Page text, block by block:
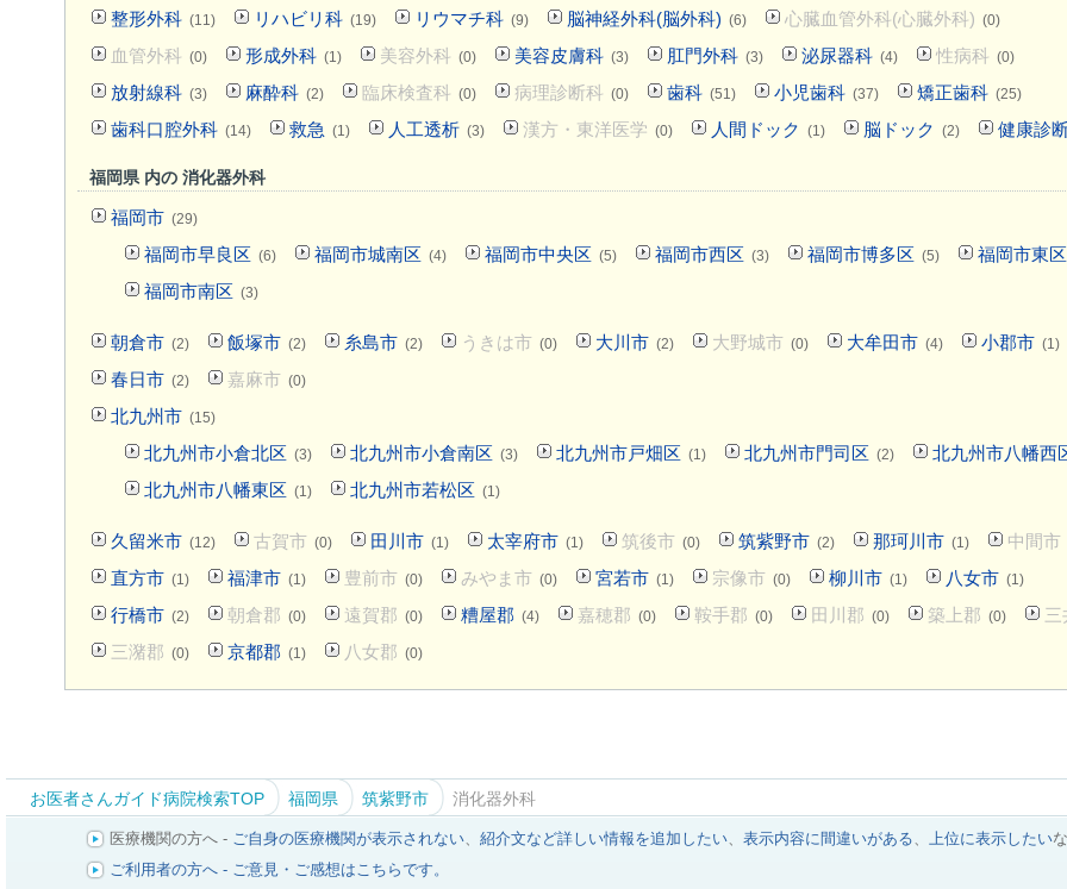
整形外科 (11) リハビリ科 (19) リウマチ科 (9) 脳神経外科(脳外科) (6) 心臓血管外科(心臓外科) (0)
血管外科 (0) 形成外科 (1) 美容外科 (0) 美容皮膚科 (3) 肛門外科 (3) 泌尿器科 (4) 性病科 (0)
放射線科 (3) 麻酔科 (2) 臨床検査科 (0) 病理診断科 (0) 歯科 (51) 小児歯科 (37) 矯正歯科 (25)
歯科口腔外科 (14) 救急 (1) 人工透析 (3) 漢方・東洋医学 (0) 人間ドック (1) 脳ドック (2) 健康診
福岡県 内の 消化器外科
福岡市 (29)
福岡市早良区 (6) 福岡市城南区 (4) 福岡市中央区 (5) 福岡市西区 (3) 福岡市博多区 (5)
福岡市東区
福岡市南区 (3)
朝倉市 (2) 飯塚市 (2) 糸島市 (2) うきは市 (0) 大川市 (2) 大野城市 (0) 大牟田市 (4) 小郡市 (1)
春日市 (2) 嘉麻市 (0)
北九州市 (15)
北九州市小倉北区 (3) 北九州市小倉南区 (3) 北九州市戸畑区 (1) 北九州市門司区 (2)
北九州市八幡西
北九州市八幡東区 (1) 北九州市若松区 (1)
久留米市 (12) 古賀市 (0) 田川市 (1) 太宰府市 (1) 筑後市 (0) 筑紫野市 (2) 那珂川市 (1)
中間市
直方市 (1) 福津市 (1) 豊前市 (0) みやま市 (0) 宮若市 (1) 宗像市 (0) 柳川市 (1) 八女市 (1)
行橋市 (2) 朝倉郡 (0) 遠賀郡 (0) 糟屋郡 (4) 嘉穂郡 (0) 鞍手郡 (0) 田川郡 (0) 築上郡 (0)
三
三潴郡 (0) 京都郡 (1) 八女郡 (0)
お医者さんガイド病院検索TOP 福岡県 筑紫野市 消化器外科
医療機関の方へ - ご自身の医療機関が表示されない、 紹介文など詳しい情報を追加したい、 表示内容に間違いがある、 上位に表示したい
ご利用者の方へ - ご意見・ご感想はこちらです。